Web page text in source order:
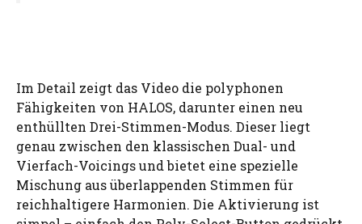
Im Detail zeigt das Video die polyphonen
Fähigkeiten von HALOS, darunter einen neu
enthüllten Drei-Stimmen-Modus. Dieser liegt
genau zwischen den klassischen Dual- und
Vierfach-Voicings und bietet eine spezielle
Mischung aus überlappenden Stimmen für
reichhaltigere Harmonien. Die Aktivierung ist